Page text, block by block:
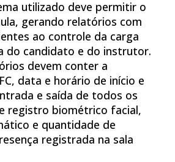
utilizado deve permitir o
gerando relatórios com
ao controle da carga
do candidato e do instrutor.
devem conter a
data e horário de início e
e saída de todos os
registro biométrico facial,
e quantidade de
registrada na sala